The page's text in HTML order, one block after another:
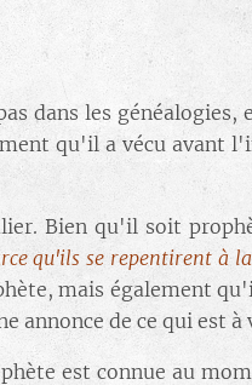
dans les généalogies,
qu'il a vécu avant
Bien qu'il soit
qu'ils se repentirent à
mais également
annonce de ce qui est à
est connue au